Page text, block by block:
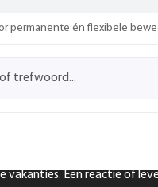
Een reactie of
permanente én flexibele